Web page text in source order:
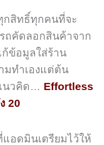
กสิทธิ์ทุกคนที่จะ
ถคัดลอกสินค้าจาก
ก้ข้อมูลใส่ร้าน
มทำเองแต่ต้น
นวคิด… Effortless
20
อดมินเตรียมไว้ให้